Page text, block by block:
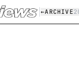
|←ARCHIVE